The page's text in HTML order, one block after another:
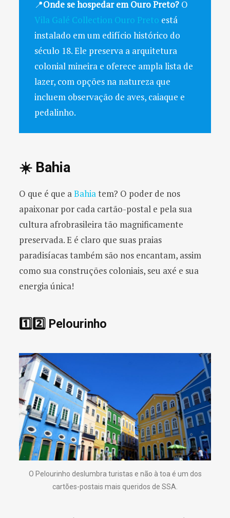
📍Onde se hospedar em Ouro Preto? O
Vila Galé Collection Ouro Preto está
instalado em um edifício histórico do
século 18. Ele preserva a arquitetura
colonial mineira e oferece ampla lista de
lazer, com opções na natureza que
incluem observação de aves, caiaque e
pedalinho.
☀️ Bahia
O que é que aBahiatem? O poder de nos
apaixonar por cada cartão-postal e pela sua
cultura afrobrasileira tão magnificamente
preservada. E é claro que suas praias
paradisíacas também são nos encantam, assim
como sua construções coloniais, seu axé e sua
energia única!
1️⃣2️⃣ Pelourinho
O Pelourinho deslumbra turistas e não à toa é um dos
cartões-postais mais queridos de SSA.